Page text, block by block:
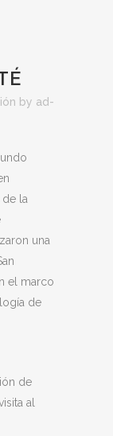
by ad-
la
una
el marco
de
de
al